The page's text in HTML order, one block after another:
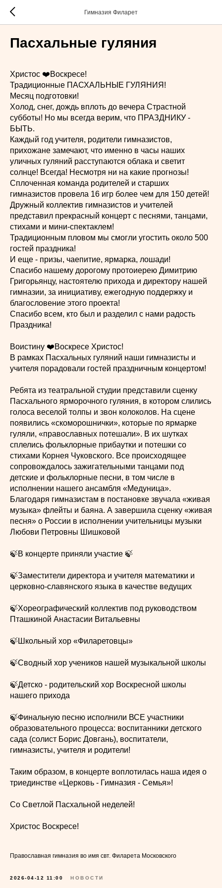
Гимназия Филарет
Пасхальные гуляния
Христос ❤️Воскресе!
Традиционные ПАСХАЛЬНЫЕ ГУЛЯНИЯ!
Месяц подготовки!
Холод, снег, дождь вплоть до вечера Страстной
субботы! Но мы всегда верим, что ПРАЗДНИКУ -
БЫТЬ.
Каждый год учителя, родители гимназистов,
прихожане замечают, что именно в часы наших
уличных гуляний расступаются облака и светит
солнце! Всегда! Несмотря ни на какие прогнозы!
Сплоченная команда родителей и старших
гимназистов провела 16 игр более чем для 150 детей!
Дружный коллектив гимназистов и учителей
представил прекрасный концерт с песнями, танцами,
стихами и мини-спектаклем!
Традиционным пловом мы смогли угостить около 500
гостей праздника!
И еще - призы, чаепитие, ярмарка, лошади!
Спасибо нашему дорогому протоиерею Димитрию
Григорьянцу, настоятелю прихода и директору нашей
гимназии, за инициативу, ежегодную поддержку и
благословение этого проекта!
Спасибо всем, кто был и разделил с нами радость
Праздника!
Воистину ❤️Воскресе Христос!
В рамках Пасхальных гуляний наши гимназисты и
учителя порадовали гостей праздничным концертом!
Ребята из театральной студии представили сценку
Пасхального ярморочного гуляния, в котором слились
голоса веселой толпы и звон колоколов. На сцене
появились «скоморошнички», которые по ярмарке
гуляли, «православных потешали». В их шутках
сплелись фольклорные прибаутки и потешки со
стихами Корнея Чуковского. Все происходящее
сопровождалось зажигательными танцами под
детские и фольклорные песни, в том числе в
исполнении нашего ансамбля «Медуница».
Благодаря гимназистам в постановке звучала «живая
музыка» флейты и баяна. А завершила сценку «живая
песня» о России в исполнении учительницы музыки
Любови Петровны Шишковой
🍃В концерте приняли участие 🍃
🍃Заместители директора и учителя математики и
церковно-славянского языка в качестве ведущих
🍃Хореографический коллектив под руководством
Пташкиной Анастасии Витальевны
🍃Школьный хор «Филаретовцы»
🍃Сводный хор учеников нашей музыкальной школы
🍃Детско - родительский хор Воскресной школы
нашего прихода
🍃Финальную песню исполнили ВСЕ участники
образовательного процесса: воспитанники детского
сада (солист Борис Довгань), воспитатели,
гимназисты, учителя и родители!
Таким образом, в концерте воплотилась наша идея о
триединстве «Церковь - Гимназия - Семья»!
Со Светлой Пасхальной неделей!
Христос Воскресе!
Православная гимназия во имя свт. Филарета Московского
2026-04-12 11:00 НОВОСТИ